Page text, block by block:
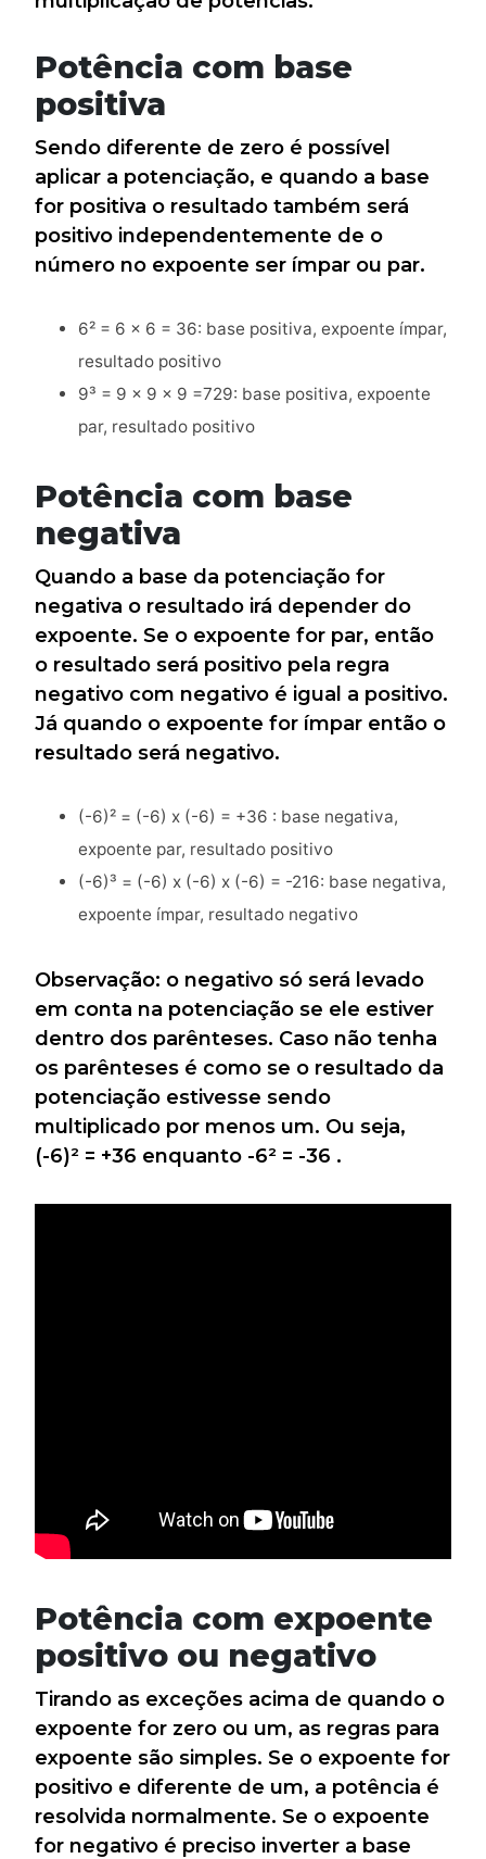
Potência com base
positiva
Sendo diferente de zero é possível
aplicar a potenciação, e quando a base
for positiva o resultado também será
positivo independentemente de o
número no expoente ser ímpar ou par.
6² = 6 x 6 = 36: base positiva, expoente ímpar,
resultado positivo
9³ = 9 x 9 x 9 =729: base positiva, expoente
par, resultado positivo
Potência com base
negativa
Quando a base da potenciação for
negativa o resultado irá depender do
expoente. Se o expoente for par, então
o resultado será positivo pela regra
negativo com negativo é igual a positivo.
Já quando o expoente for ímpar então o
resultado será negativo.
(-6)² = (-6) x (-6) = +36 : base negativa,
expoente par, resultado positivo
(-6)³ = (-6) x (-6) x (-6) = -216: base negativa,
expoente ímpar, resultado negativo
Observação: o negativo só será levado
em conta na potenciação se ele estiver
dentro dos parênteses. Caso não tenha
os parênteses é como se o resultado da
potenciação estivesse sendo
multiplicado por menos um. Ou seja,
(-6)² = +36 enquanto -6² = -36 .
Potência com expoente
positivo ou negativo
Tirando as exceções acima de quando o
expoente for zero ou um, as regras para
expoente são simples. Se o expoente for
positivo e diferente de um, a potência é
resolvida normalmente. Se o expoente
for negativo é preciso inverter a base